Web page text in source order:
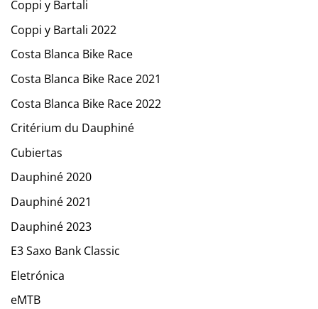
Coppi y Bartali
Coppi y Bartali 2022
Costa Blanca Bike Race
Costa Blanca Bike Race 2021
Costa Blanca Bike Race 2022
Critérium du Dauphiné
Cubiertas
Dauphiné 2020
Dauphiné 2021
Dauphiné 2023
E3 Saxo Bank Classic
Eletrónica
eMTB